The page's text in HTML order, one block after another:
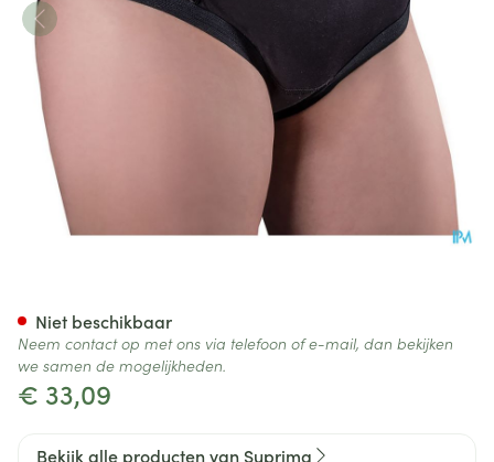
€ 33,09
Niet beschikbaar
Neem contact op met ons via telefoon of e-mail, dan bekijken
we samen de mogelijkheden.
Bekijk alle producten van Suprima